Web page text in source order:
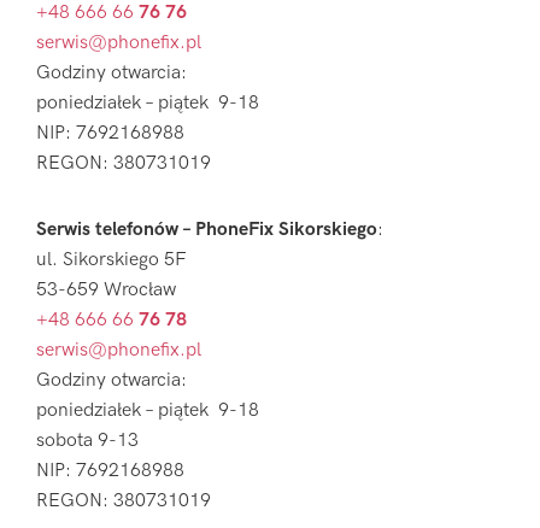
+48 666 66 76 76
serwis@phonefix.pl
Godziny otwarcia:
poniedziałek – piątek 9-18
NIP: 7692168988
REGON: 380731019
Serwis telefonów – PhoneFix Sikorskiego:
ul. Sikorskiego 5F
53-659 Wrocław
+48 666 66 76 78
serwis@phonefix.pl
Godziny otwarcia:
poniedziałek – piątek 9-18
sobota 9-13
NIP: 7692168988
REGON: 380731019